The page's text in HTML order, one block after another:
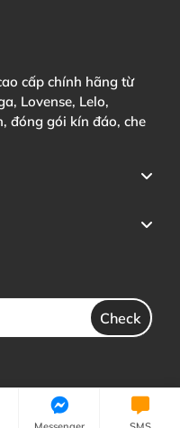
cấp chính hãng từ
Lovense, Lelo,
đóng gói kín đáo, che
Check